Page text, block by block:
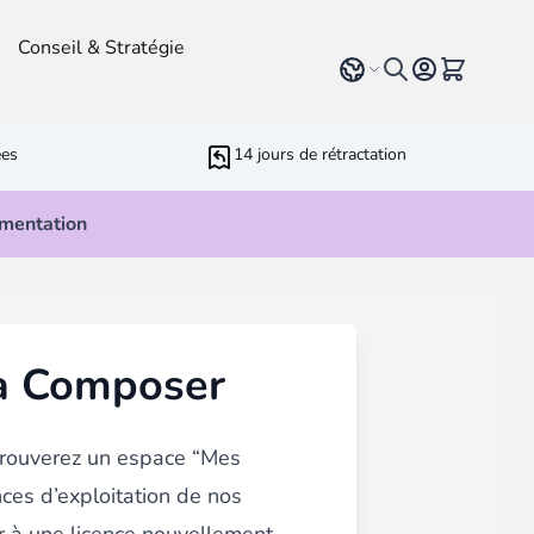
avec tous types de contenu
Running Cron
Conseil & Stratégie
Select languageVoir le
14 jours de rétractation
Composer
un espace “Mes
d’exploitation de nos